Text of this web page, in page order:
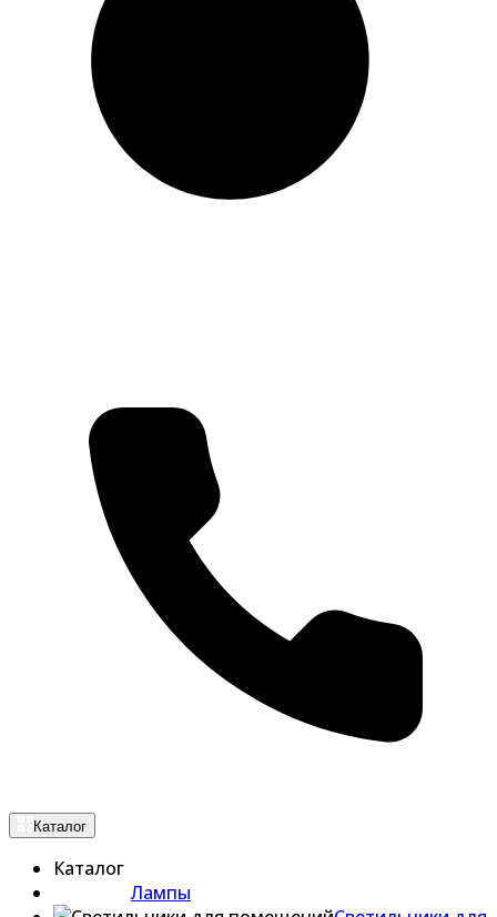
Каталог
Каталог
Лампы